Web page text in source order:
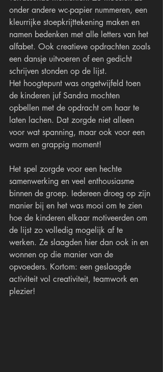
onder andere wc-papier nummeren, een
kleurrijke stoepkrijttekening maken en
namen bedenken met alle letters van het
alfabet. Ook creatieve opdrachten zoals
een dansje uitvoeren of een gedicht
schrijven stonden op de lijst.
Het hoogtepunt was ongetwijfeld toen
de kinderen juf Sandra mochten
opbellen met de opdracht om haar te
laten lachen. Dat zorgde niet alleen
voor wat spanning, maar ook voor een
warm en grappig moment!
Het spel zorgde voor een hechte
samenwerking en veel enthousiasme
binnen de groep. Iedereen droeg op zijn
manier bij en het was mooi om te zien
hoe de kinderen elkaar motiveerden om
de lijst zo volledig mogelijk af te
werken. Ze slaagden hier dan ook in en
wonnen op die manier van de
opvoeders. Kortom: een geslaagde
activiteit vol creativiteit, teamwork en
plezier!